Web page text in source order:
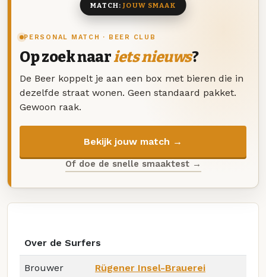
PERSONAL MATCH · BEER CLUB
Op zoek naariets nieuws?
De Beer koppelt je aan een box met bieren die in
dezelfde straat wonen. Geen standaard pakket.
Gewoon raak.
Bekijk jouw match →
Of doe de snelle smaaktest →
MATCH:JOUW SMAAK
Over de Surfers
Brouwer Rügener Insel-Brauerei